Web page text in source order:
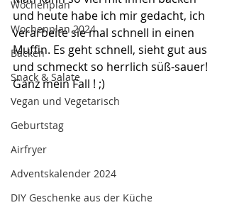
Wochenplan
Wochenplan 2024
Backen
Snack & Salate
Vegan und Vegetarisch
Geburtstag
Airfryer
Adventskalender 2024
DIY Geschenke aus der Küche
und heute habe ich mir gedacht, ich
verarbeite sie mal schnell in einen
Muffin. Es geht schnell, sieht gut aus
und schmeckt so herrlich süß-sauer!
Ganz mein Fall ! ;)